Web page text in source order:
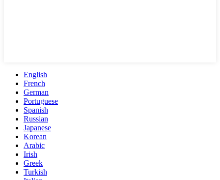
English
French
German
Portuguese
Spanish
Russian
Japanese
Korean
Arabic
Irish
Greek
Turkish